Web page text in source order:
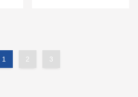
1 2 3